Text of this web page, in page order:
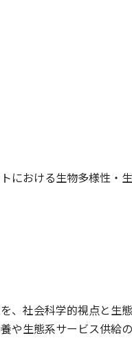
における生物多様性・
、社会科学的視点と生
や生態系サービス供給